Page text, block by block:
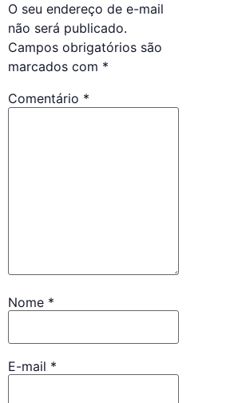
O seu endereço de e-mail
não será publicado.
Campos obrigatórios são
marcados com *
Comentário *
Nome *
E-mail *